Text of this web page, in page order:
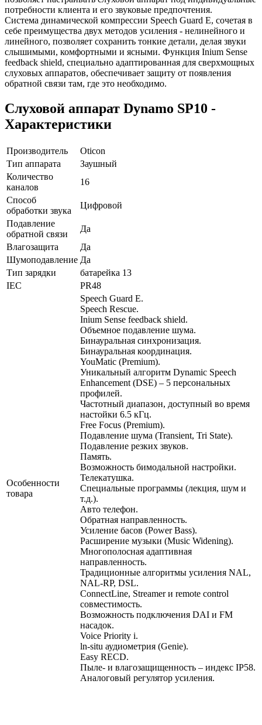
потребности клиента и его звуковые предпочтения.
Cистема динамической компрессии Speech Guard Е, сочетая в
себе преимущества двух методов усиления - нелинейного и
линейного, позволяет сохранить тонкие детали, делая звуки
слышимыми, комфортными и ясными. Функция Inium Sense
feedback shield, специально адаптированная для сверхмощных
слуховых аппаратов, обеспечивает защиту от появления
обратной связи там, где это необходимо.
Слуховой аппарат Dynamo SP10 -
Характеристики
Производитель
Oticon
Тип аппарата
Заушный
Количество
каналов
16
Способ
обработки звука
Цифровой
Подавление
обратной связи
Да
Влагозащита
Да
Шумоподавление Да
Тип зарядки
батарейка 13
IEC
PR48
Особенности
товара
Speech Guard Е.
Speech Rescue.
Inium Sense feedback shield.
Объемное подавление шума.
Бинауральная синхронизация.
Бинауральная координация.
YouMatic (Premium).
Уникальный алгоритм Dynamic Speech
Enhancement (DSE) – 5 персональных
профилей.
Частотный диапазон, доступный во время
настойки 6.5 кГц.
Free Focus (Premium).
Подавление шума (Transient, Tri State).
Подавление резких звуков.
Память.
Возможность бимодальной настройки.
Телекатушка.
Специальные программы (лекция, шум и
т.д.).
Авто телефон.
Обратная направленность.
Усиление басов (Power Bass).
Расширение музыки (Music Widening).
Многополосная адаптивная
направленность.
Традиционные алгоритмы усиления NAL,
NAL-RP, DSL.
ConnectLine, Streamer и remote control
совместимость.
Возможность подключения DAI и FM
насадок.
Voice Priority i.
ln-situ аудиометрия (Genie).
Easy RECD.
Пыле- и влагозащищенность – индекс IP58.
Аналоговый регулятор усиления.